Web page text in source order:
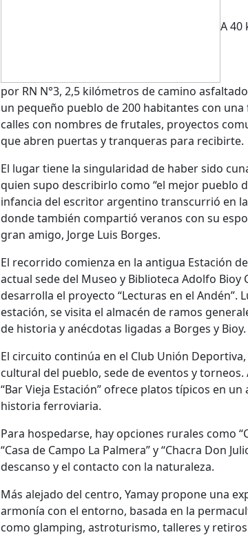
A 40
por RN N°3, 2,5 kilómetros de camino
un pequeño pueblo de 200 habitantes con
calles con nombres de frutales, proyectos
que abren puertas y tranqueras para recibirte.
El lugar tiene la singularidad de haber sido
quien supo describirlo como “el mejor pueblo
infancia del escritor argentino transcurrió en la
donde también compartió veranos con su
gran amigo, Jorge Luis Borges.
El recorrido comienza en la antigua Estación
actual sede del Museo y Biblioteca Adolfo Bioy
desarrolla el proyecto “Lecturas en el Andén”.
estación, se visita el almacén de ramos
de historia y anécdotas ligadas a Borges y Bioy.
El circuito continúa en el Club Unión
cultural del pueblo, sede de eventos y torneos.
“Bar Vieja Estación” ofrece platos típicos en
historia ferroviaria.
Para hospedarse, hay opciones rurales como
“Casa de Campo La Palmera” y “Chacra Don
descanso y el contacto con la naturaleza.
Más alejado del centro, Yamay propone una
armonía con el entorno, basada en la
como glamping, astroturismo, talleres y